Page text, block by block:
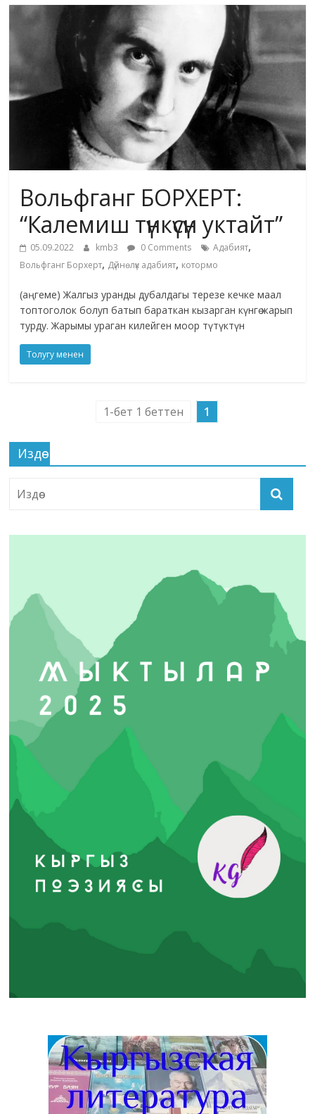
маданияты
жана
Вольфганг БОРХЕРТ:
“Калемиш түнкүсүн уктайт”
05.09.2022 kmb3 0 Comments Адабият,
Вольфганг Борхерт, Дүйнөлүк адабият, котормо
(аңгеме) Жалгыз уранды дубалдагы терезе кечке маал
топтоголок болуп батып бараткан кызарган күнгө жарып
турду. Жарымы ураган килейген моор түтүктүн
Толугу менен
1-бет 1 беттен 1
Издөө